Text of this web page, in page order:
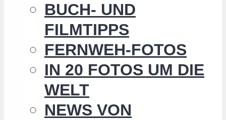
BUCH- UND
FILMTIPPS
FERNWEH-FOTOS
IN 20 FOTOS UM DIE
WELT
NEWS VON